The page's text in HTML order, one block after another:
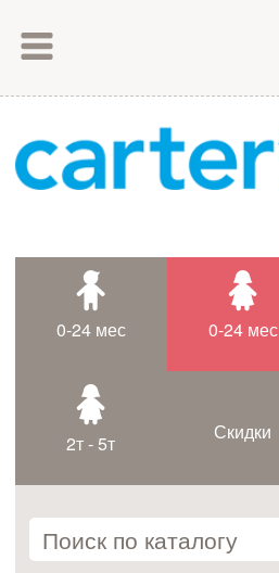
Как оплатить
Доставка товара
Контакты
0-24 мес 0-24 мес
2т - 5т Скидки